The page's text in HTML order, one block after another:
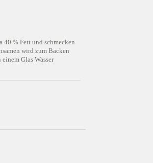
40 % Fett und schmecken
wird zum Backen
Glas Wasser